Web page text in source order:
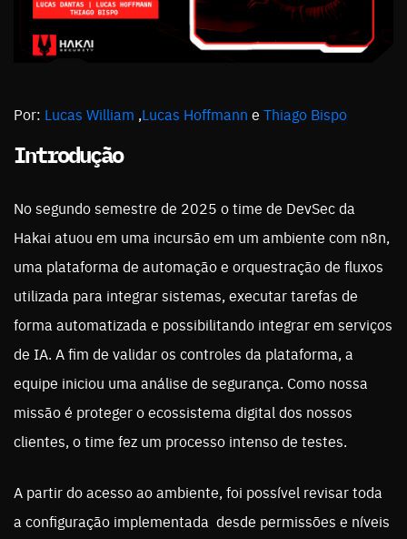
Por: Lucas William ,Lucas Hoffmann e Thiago Bispo
Introdução
No segundo semestre de 2025 o time de DevSec da
Hakai atuou em uma incursão em um ambiente com n8n,
uma plataforma de automação e orquestração de fluxos
utilizada para integrar sistemas, executar tarefas de
forma automatizada e possibilitando integrar em serviços
de IA. A fim de validar os controles da plataforma, a
equipe iniciou uma análise de segurança. Como nossa
missão é proteger o ecossistema digital dos nossos
clientes, o time fez um processo intenso de testes.
A partir do acesso ao ambiente, foi possível revisar toda
a configuração implementada desde permissões e níveis